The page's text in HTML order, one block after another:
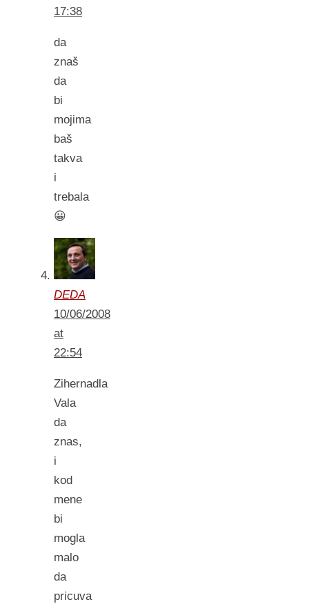
17:38
da
znaš
da
bi
mojima
baš
takva
i
trebala
😀
DEDA
10/06/2008
at
22:54
Zihernadla
Vala
da
znas,
i
kod
mene
bi
mogla
malo
da
pricuva